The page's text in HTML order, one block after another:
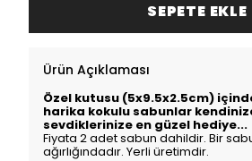
SEPETE EKLE
Ürün Açıklaması
Özel kutusu (5x9.5x2.5cm)
harika kokulu sabunlar
sevdiklerinize en güzel hediye...
Fiyata 2 adet sabun dahildir. Bir
ağırlığındadır. Yerli üretimdir.